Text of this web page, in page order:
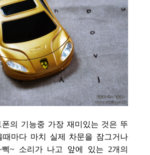
폰의 기능중 가장 재미있는 것은 뚜
때 마다 마치 실제 차문을 잠그거나
~ 소리가 나고 앞에 있는 2개의